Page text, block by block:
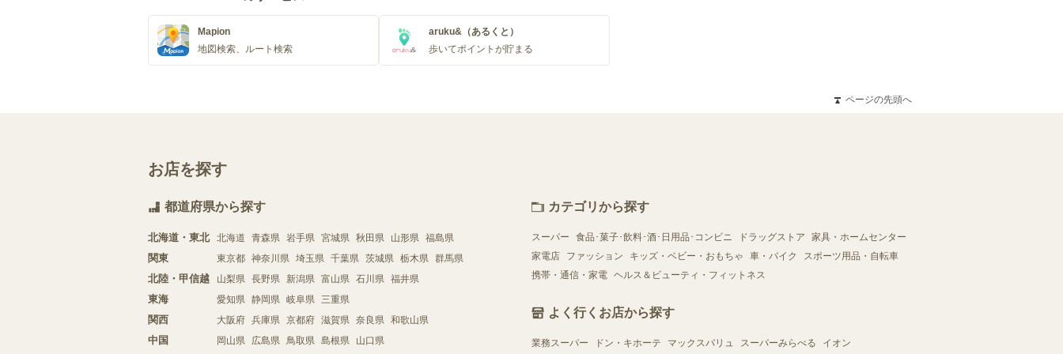
Mapion
地図検索、ルート検索
aruku&（あるくと）
歩いてポイントが貯まる
ページの先頭へ
お店を探す
都道府県から探す
北海道・東北 北海道 青森県 岩手県 宮城県 秋田県 山形県 福島県
関東 東京都 神奈川県 埼玉県 千葉県 茨城県 栃木県 群馬県
北陸・甲信越 山梨県 長野県 新潟県 富山県 石川県 福井県
東海 愛知県 静岡県 岐阜県 三重県
関西 大阪府 兵庫県 京都府 滋賀県 奈良県 和歌山県
中国 岡山県 広島県 鳥取県 島根県 山口県
カテゴリから探す
スーパー 食品･菓子･飲料･酒･日用品･コンビニ ドラッグストア
家具・ホームセンター
家電店
ファッション キッズ・ベビー・おもちゃ 車・バイク
スポーツ用品・自転車
携帯・通信・家電 ヘルス＆ビューティ・フィットネス
よく行くお店から探す
業務スーパー ドン・キホーテ マックスバリュ スーパーみらべる イオン